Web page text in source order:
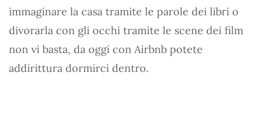
immaginare la casa tramite le parole dei libri o
divorarla con gli occhi tramite le scene dei film
non vi basta, da oggi con Airbnb potete
addirittura dormirci dentro.